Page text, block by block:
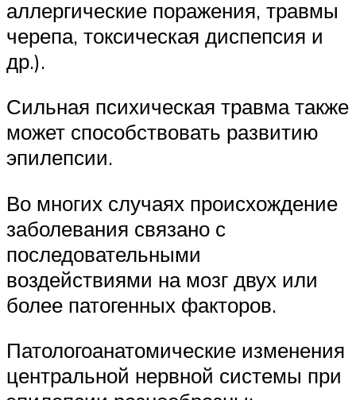
аллергические поражения, травмы
черепа, токсическая диспепсия и
др.).
Сильная психическая травма также
может способствовать развитию
эпилепсии.
Во многих случаях происхождение
заболевания связано с
последовательными
воздействиями на мозг двух или
более патогенных факторов.
Патологоанатомические изменения
центральной нервной системы при